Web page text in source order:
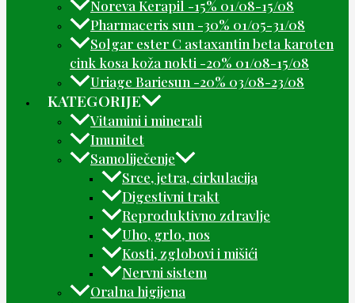
Noreva Kerapil -15% 01/08-15/08
Pharmaceris sun -30% 01/05-31/08
Solgar ester C astaxantin beta karoten
cink kosa koža nokti -20% 01/08-15/08
Uriage Bariesun -20% 03/08-23/08
KATEGORIJE
Vitamini i minerali
Imunitet
Samoliječenje
Srce, jetra, cirkulacija
Digestivni trakt
Reproduktivno zdravlje
Uho, grlo, nos
Kosti, zglobovi i mišići
Nervni sistem
Oralna higijena